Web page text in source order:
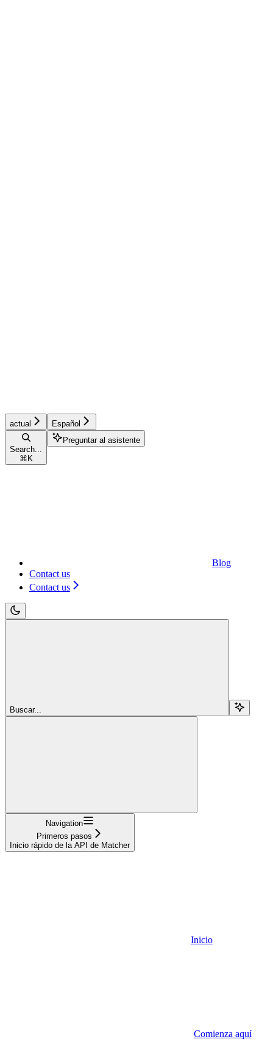
actual Español
Search...
⌘ K
Preguntar al asistente
Blog
Contact us
Contact us
Buscar...
Navigation
Primeros pasos
Inicio rápido de la API de Matcher
Inicio
Comienza aquí